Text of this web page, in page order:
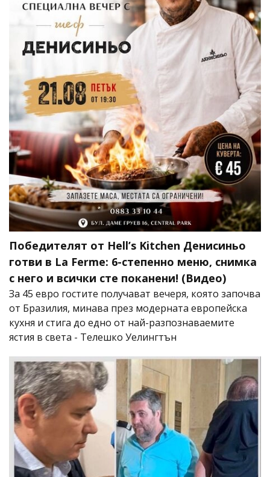
Победителят от Hell’s Kitchen Денисиньо
готви в La Ferme: 6-степенно меню, снимка
с него и всички сте поканени! (Видео)
За 45 евро гостите получават вечеря, която започва
от Бразилия, минава през модерната европейска
кухня и стига до едно от най-разпознаваемите
ястия в света - Телешко Уелингтън